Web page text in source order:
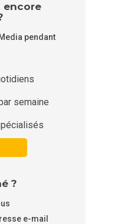
encore
pendant
semaine
?
e-mail